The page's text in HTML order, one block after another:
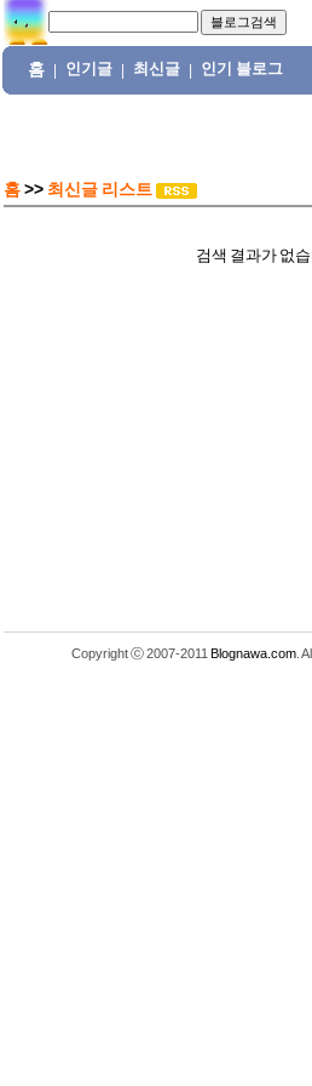
홈 인기글 최신글 인기 블로그
홈 >> 최신글 리스트
검색 결과가 없
Copyright ⓒ 2007-2011 Blognawa.com .